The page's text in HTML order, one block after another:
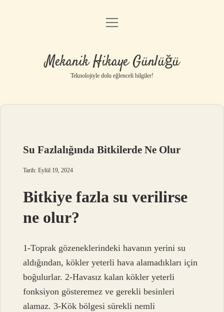
Anasayfa
Yasal Uyarı
menüyü
Mekanik Hikaye Günlüğü
Teknolojiyle dolu eğlenceli bilgiler!
Su Fazlalığında Bitkilerde Ne Olur
Tarih: Eylül 19, 2024
Bitkiye fazla su verilirse
ne olur?
1-Toprak gözeneklerindeki havanın yerini su
aldığından, kökler yeterli hava alamadıkları için
boğulurlar. 2-Havasız kalan kökler yeterli
fonksiyon gösteremez ve gerekli besinleri
alamaz. 3-Kök bölgesi sürekli nemli